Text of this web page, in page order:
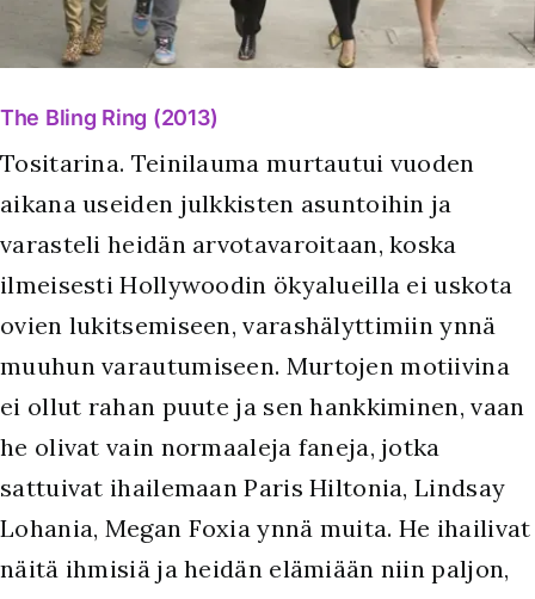
The Bling Ring (2013)
Tositarina. Teinilauma murtautui vuoden
aikana useiden julkkisten asuntoihin ja
varasteli heidän arvotavaroitaan, koska
ilmeisesti Hollywoodin ökyalueilla ei uskota
ovien lukitsemiseen, varashälyttimiin ynnä
muuhun varautumiseen. Murtojen motiivina
ei ollut rahan puute ja sen hankkiminen, vaan
he olivat vain normaaleja faneja, jotka
sattuivat ihailemaan Paris Hiltonia, Lindsay
Lohania, Megan Foxia ynnä muita. He ihailivat
näitä ihmisiä ja heidän elämiään niin paljon,